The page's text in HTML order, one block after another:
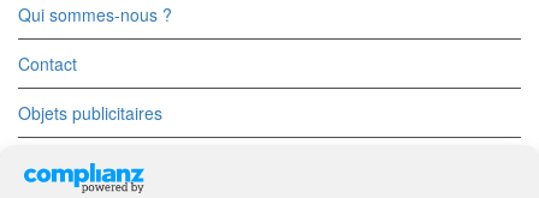
Qui sommes-nous ?
Contact
Objets publicitaires
Objets Divers